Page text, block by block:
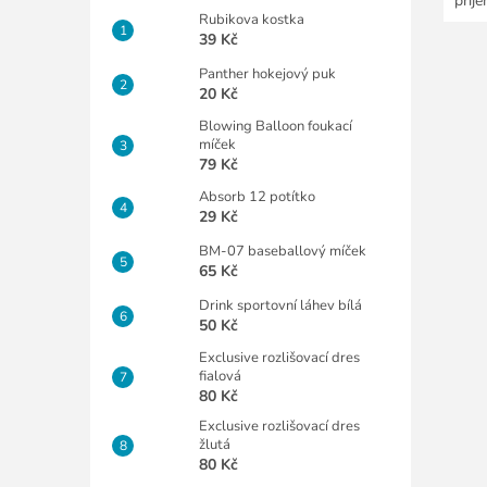
Rubikova kostka
39 Kč
Panther hokejový puk
20 Kč
Blowing Balloon foukací
míček
79 Kč
Absorb 12 potítko
29 Kč
BM-07 baseballový míček
65 Kč
Drink sportovní láhev bílá
50 Kč
Exclusive rozlišovací dres
fialová
80 Kč
Exclusive rozlišovací dres
žlutá
80 Kč